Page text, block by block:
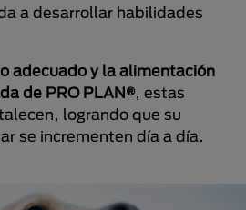
a desarrollar habilidades
adecuado y la alimentación
de PRO PLAN®, estas
logrando que su
se incrementen día a día.